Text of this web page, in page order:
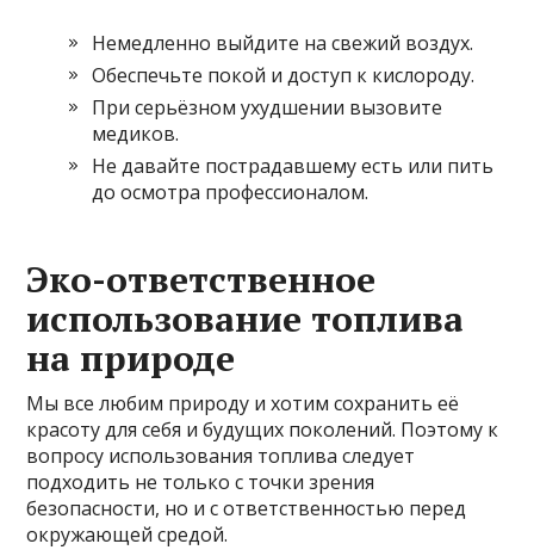
Немедленно выйдите на свежий воздух.
Обеспечьте покой и доступ к кислороду.
При серьёзном ухудшении вызовите
медиков.
Не давайте пострадавшему есть или пить
до осмотра профессионалом.
Эко-ответственное
использование топлива
на природе
Мы все любим природу и хотим сохранить её
красоту для себя и будущих поколений. Поэтому к
вопросу использования топлива следует
подходить не только с точки зрения
безопасности, но и с ответственностью перед
окружающей средой.